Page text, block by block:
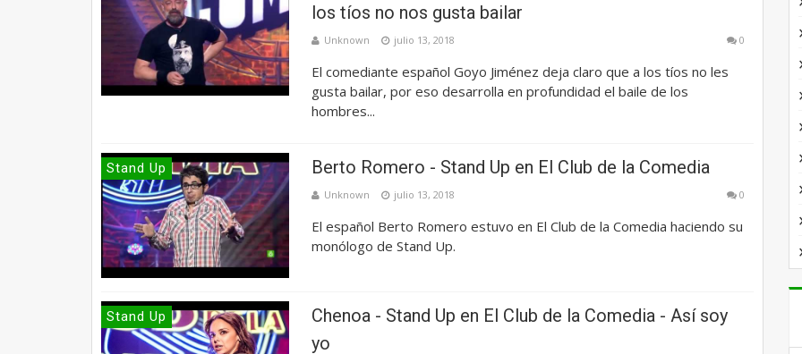
los tíos no nos gusta bailar
Unknown julio 13, 2018 0
El comediante español Goyo Jiménez deja claro que a los tíos no les
gusta bailar, por eso desarrolla en profundidad el baile de los
hombres...
Stand Up Berto Romero - Stand Up en El Club de la Comedia
Unknown julio 13, 2018 0
El español Berto Romero estuvo en El Club de la Comedia haciendo su
monólogo de Stand Up.
Stand Up
Chenoa - Stand Up en El Club de la Comedia - Así soy
yo